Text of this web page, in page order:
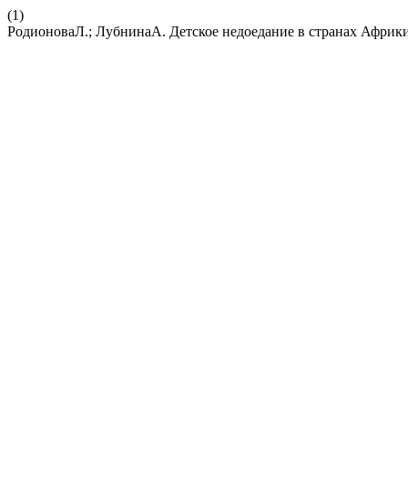
(1)
РодионоваЛ.; ЛубнинаА. Детское недоедание в странах